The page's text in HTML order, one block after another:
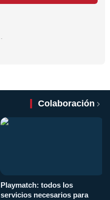
Colaboración
Playmatch: todos los
servicios necesarios para